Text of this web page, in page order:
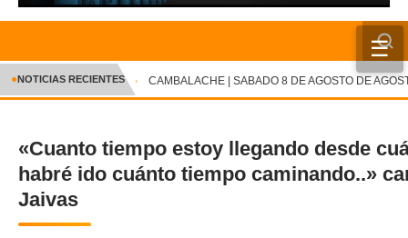
☰
INICIO
CRÓNICA
DEPORTES
ENTRETENIMIENTO Y CULTURA
✕
●NOTICIAS RECIENTES CAMBALACHE | SABADO 8 DE AGOSTO DE
«Cuanto tiempo estoy llegando desde
habré ido cuánto tiempo caminando..»
Jaivas